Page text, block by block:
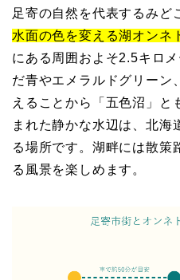
足寄の自然を代表するみど
水面の色を変える湖オンネ
にある周囲およそ2.5キロ
だ青やエメラルドグリーン
えることから「五色沼」と
まれた静かな水辺は、北海
る場所です。湖畔には散策
る風景を楽しめます。